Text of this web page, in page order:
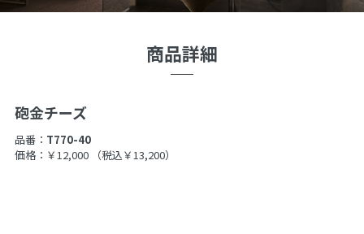
商品詳細
砲金チーズ
品番： T770-40
価格：￥12,000
（税込￥13,200）